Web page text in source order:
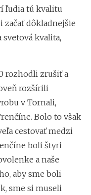
ľudia tú kvalitu
začať dôkladnejšie
kvalita,
rozhodli zrušiť a
rozšírili
v Tornali,
Bolo to však
cestovať medzi
boli štyri
a naše
aby sme boli
sme si museli